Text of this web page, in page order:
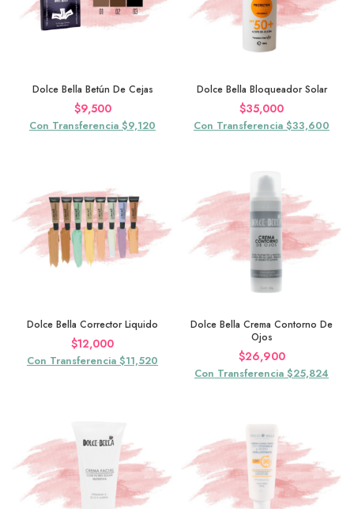
Dolce Bella Betún De Cejas
$9,500
Con Transferencia $9,120
Dolce Bella Bloqueador Solar
$35,000
Con Transferencia $33,600
Dolce Bella Corrector Liquido
$12,000
Con Transferencia $11,520
Dolce Bella Crema Contorno De
Ojos
$26,900
Con Transferencia $25,824